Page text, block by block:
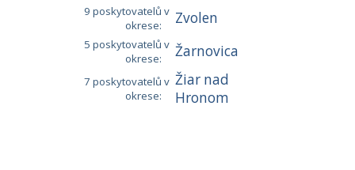
9 poskytovatelů v
okrese:
Zvolen
5 poskytovatelů v
okrese:
Žarnovica
7 poskytovatelů v
okrese:
Žiar nad
Hronom